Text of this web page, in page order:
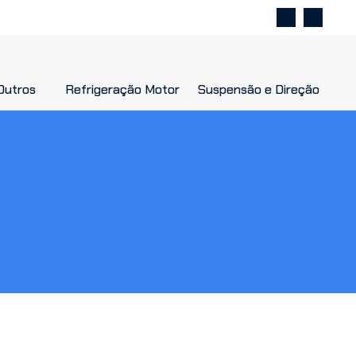
Refrigeração Motor
Refrigeração Motor Suspensão e Direção
Suspensão e Direção